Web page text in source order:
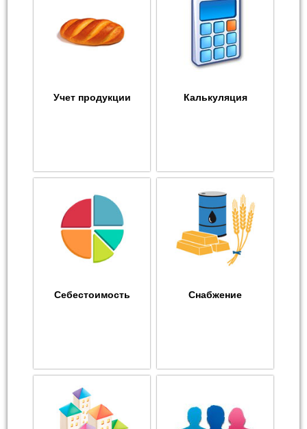
Учет продукции Калькуляция
Себестоимость Снабжение